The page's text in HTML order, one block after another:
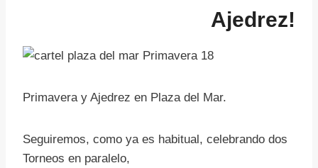
Ajedrez!
Primavera y Ajedrez en Plaza del Mar.
Seguiremos, como ya es habitual, celebrando dos
Torneos en paralelo,